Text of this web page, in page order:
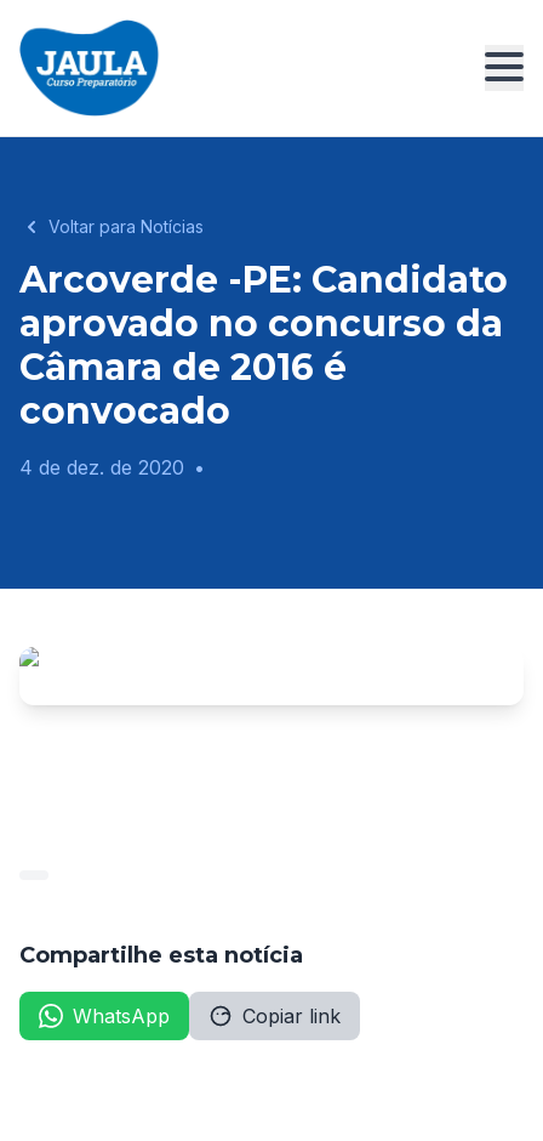
Voltar para Notícias
Arcoverde -PE: Candidato
aprovado no concurso da
Câmara de 2016 é
convocado
4 de dez. de 2020 •
Compartilhe esta notícia
WhatsApp Copiar link